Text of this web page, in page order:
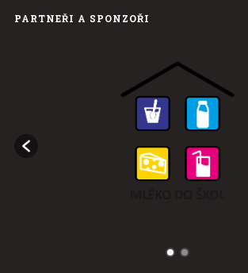
PARTNEŘI A SPONZOŘI